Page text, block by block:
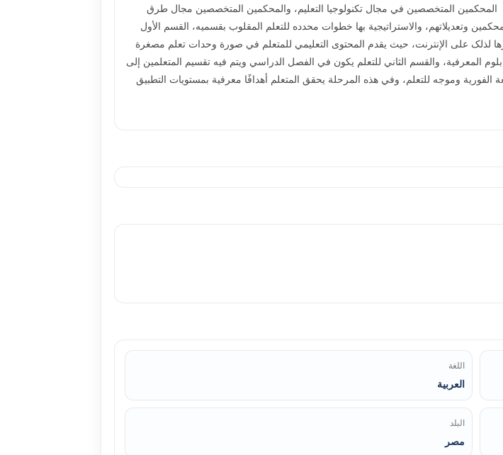
وتم تصميم الاستراتيجية في صورتها المبدئية وعرضها على عدد(20)من المحکمين المتخصصين في مجال تکنولوجيا التعليم، والمحکمين المتخصصين مجال طرق
وتعديلاتهم، والاستراتيجية بها خطوات محدده للتعلم المقلوب بقسميه، القسم الأول
لذلک على الإنترنت، حيث يقدم المحتوى التعليمي للمتعلم في صورة وحدات تعلم مصغرة
المعرفية، والقسم الثاني للتعلم يکون في الفصل الدراسي ويتم فيه تقسيم المتعلمين إلى
وموجه للتعلم، وفي هذه المرحلة يحقق المتعلم أهدافًا معرفية بمستويات التطبيق
اللغة
العربية
البلد
مصر